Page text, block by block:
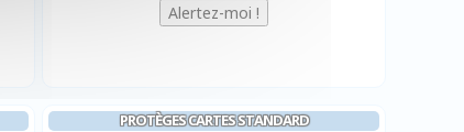
PROTÈGES CARTES STANDARD